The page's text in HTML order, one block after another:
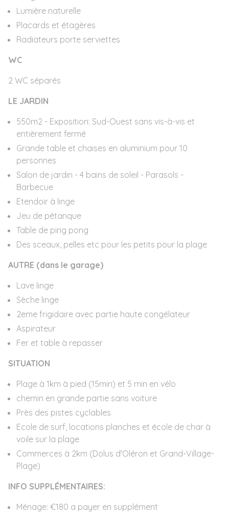
Lumière naturelle
Placards et étagères
Radiateurs porte serviettes
WC
2 WC séparés
LE JARDIN
550m2 - Exposition: Sud-Ouest sans vis-à-vis et
entièrement fermé
Grande table et chaises en aluminium pour 10
personnes
Salon de jardin - 4 bains de soleil - Parasols -
Barbecue
Etendoir à linge
Jeu de pétanque
Table de ping pong
Des sceaux, pelles etc pour les petits pour la plage
AUTRE (dans le garage)
Lave linge
Sèche linge
2eme frigidaire avec partie haute congélateur
Aspirateur
Fer et table à repasser
SITUATION
Plage à 1km à pied (15min) et 5 min en vélo
chemin en grande partie sans voiture
Près des pistes cyclables
Ecole de surf, locations planches et école de char à
voile sur la plage
Commerces à 2km (Dolus d'Oléron et Grand-Village-
Plage)
INFO SUPPLÉMENTAIRES:
Ménage: €180 a payer en supplément